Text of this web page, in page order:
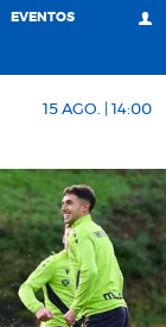
EVENTOS
15 AGO. | 14:00